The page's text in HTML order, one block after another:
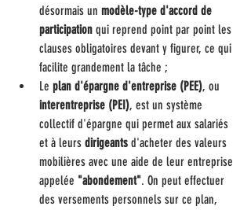
désormais un modèle-type d'accord de
participation qui reprend point par point les
clauses obligatoires devant y figurer, ce qui
facilite grandement la tâche ;
Le plan d'épargne d'entreprise (PEE), ou
interentreprise (PEI), est un système
collectif d'épargne qui permet aux salariés
et à leurs dirigeants d'acheter des valeurs
mobilières avec une aide de leur entreprise
appelée "abondement". On peut effectuer
des versements personnels sur ce plan,